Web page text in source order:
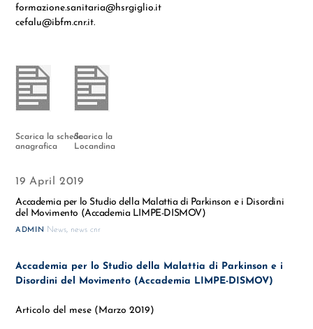
formazione.sanitaria@hsrgiglio.it
cefalu@ibfm.cnr.it.
Scarica la scheda
anagrafica
Scarica la
Locandina
19 April 2019
Accademia per lo Studio della Malattia di Parkinson e i Disordini
del Movimento (Accademia LIMPE-DISMOV)
ADMIN News, news cnr
Accademia per lo Studio della Malattia di Parkinson e i
Disordini del Movimento (Accademia LIMPE-DISMOV)
Articolo del mese (Marzo 2019)